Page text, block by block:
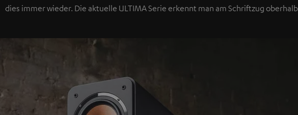
dies immer wieder. Die aktuelle ULTIMA Serie erkennt man am Schriftzug